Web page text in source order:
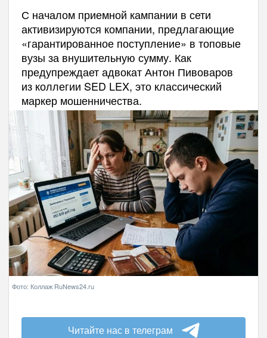
С началом приемной кампании в сети
активизируются компании, предлагающие
«гарантированное поступление» в топовые
вузы за внушительную сумму. Как
предупреждает адвокат Антон Пивоваров
из коллегии SED LEX, это классический
маркер мошенничества.
Фото: Коллаж RuNews24.ru
Читайте нас в телеграм